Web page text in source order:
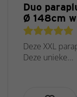
Duo
Ø 148cm
Deze XXL
Deze unieke...